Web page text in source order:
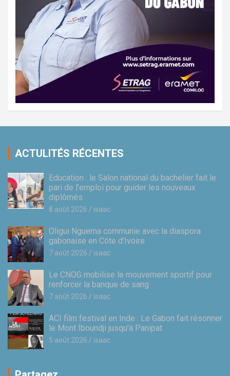
ACTULITÉS RÉCENTES
Education : le Salon national du bachelier fait le
pari de l’emploi pour guider les nouveaux
diplômés
8 août 2026 isaac
Oligui Nguema communie avec la diaspora
gabonaise en Côte d’Ivoire
7 août 2026 isaac
Le CNOG mobilise le mouvement sportif pour
renforcer la banque de sang
7 août 2026 isaac
ACI film festival en Inde : Le Gabon fait résonner
le Mont Iboundji jusqu’à Panipat
5 août 2026 isaac